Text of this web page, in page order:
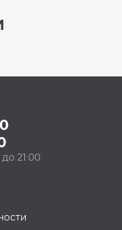
21:00